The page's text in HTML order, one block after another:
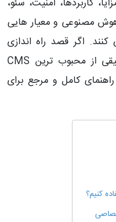
کاربردها، امنیت، سئو،
مصنوعی و معیار هایی
اگر قصد راه‌ اندازی
سایت دارید یا می‌ خواهید درک عمیقی از محبوب‌ ترین CMS
کامل و مرجع برای
کنیم؟